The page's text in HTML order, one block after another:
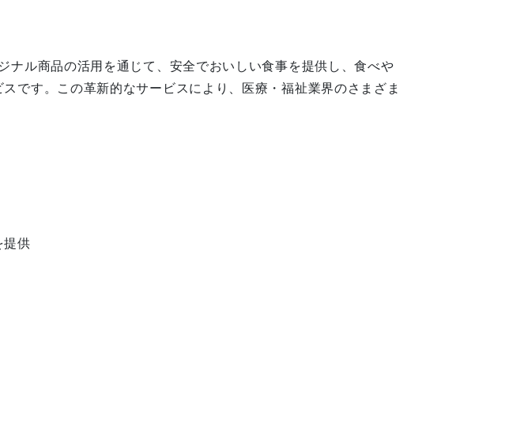
ナル商品の活用を通じて、安全でおいしい食事を提供し、食べや
です。この革新的なサービスにより、医療・福祉業界のさまざま
提供